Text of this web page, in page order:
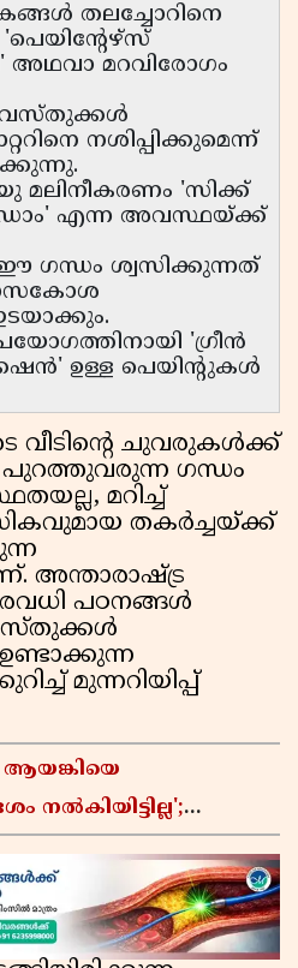
തലച്ചോറിനെ
മറവിരോഗം
നശിപ്പിക്കുമെന്ന്
മലിനീകരണം 'സിക്ക്
എന്ന അവസ്ഥയ്ക്ക്
ഗന്ധം ശ്വസിക്കുന്നത്
'ഗ്രീൻ
ഉള്ള പെയിന്റുകൾ
വീടിന്റെ ചുവരുകൾക്ക്
ഗന്ധം
മറിച്ച്
തകർച്ചയ്ക്ക്
അന്താരാഷ്ട്ര
പഠനങ്ങൾ
മുന്നറിയിപ്പ്
നൽകിയിട്ടില്ല';